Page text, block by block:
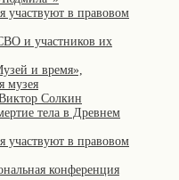
участвуют в правовом
и участников их
и время»,
музея
Солкин
тела в Древнем
участвуют в правовом
конференция